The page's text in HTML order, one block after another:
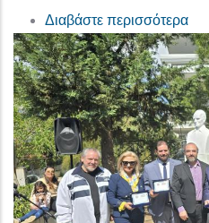
Διαβάστε περισσότερα